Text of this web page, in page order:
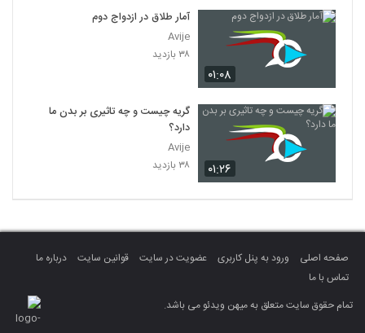
۰۱:۰۸
آمار طلاق در ازدواج دوم
Avije
۳۸ بازدید
۰۱:۲۶
گریه چیست و چه تاثیری بر بدن ما
دارد؟
Avije
۳۸ بازدید
صفحه اصلی ورود به پنل کاربری عضویت در سایت قوانین سایت
درباره ما
تماس با ما
تمام حقوق سایت متعلق به میهن ویدئو می باشد.